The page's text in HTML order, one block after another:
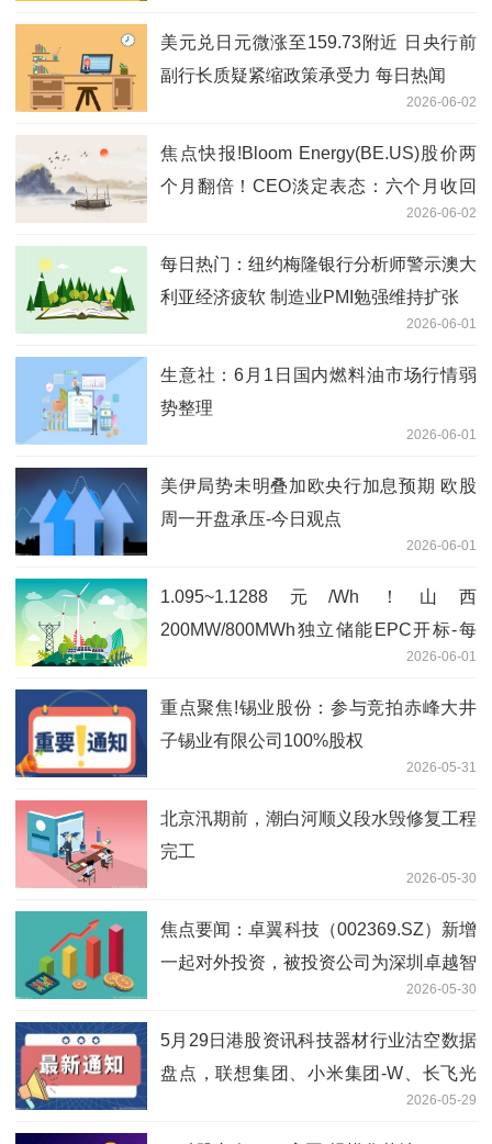
美元兑日元微涨至159.73附近 日央行前
副行长质疑紧缩政策承受力 每日热闻
2026-06-02
焦点快报!Bloom Energy(BE.US)股价两
个月翻倍！CEO淡定表态：六个月收回
2026-06-02
每日热门：纽约梅隆银行分析师警示澳大
利亚经济疲软 制造业PMI勉强维持扩张
2026-06-01
生意社：6月1日国内燃料油市场行情弱
势整理
2026-06-01
美伊局势未明叠加欧央行加息预期 欧股
周一开盘承压-今日观点
2026-06-01
1.095~1.1288元/Wh！山西
200MW/800MWh独立储能EPC开标-每
2026-06-01
重点聚焦!锡业股份：参与竞拍赤峰大井
子锡业有限公司100%股权
2026-05-31
北京汛期前，潮白河顺义段水毁修复工程
完工
2026-05-30
焦点要闻：卓翼科技（002369.SZ）新增
一起对外投资，被投资公司为深圳卓越智
2026-05-30
5月29日港股资讯科技器材行业沽空数据
盘点，联想集团、小米集团-W、长飞光
2026-05-29